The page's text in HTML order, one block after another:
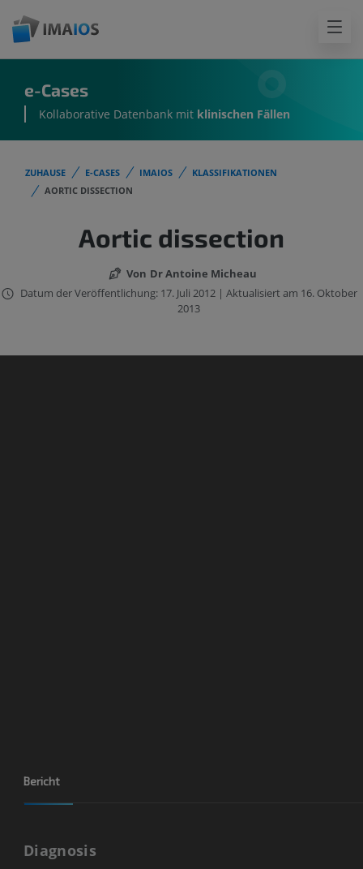
e-Cases
Kollaborative Datenbank mit klinischen Fällen
ZUHAUSE E-CASES IMAIOS
KLASSIFIKATIONEN
AORTIC DISSECTION
Aortic dissection
Von Dr Antoine Micheau
Datum der Veröffentlichung: 17. Juli 2012 | Aktualisiert am 16. Oktober
2013
Bericht
Diagnosis